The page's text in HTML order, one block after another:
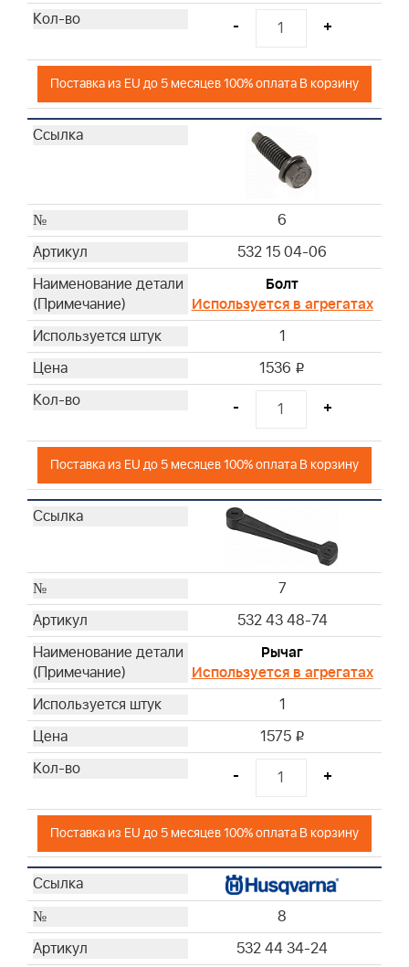
- +
Поставка из EU до 5 месяцев 100% оплата В корзину
6
532 15 04-06
Болт
Используется в агрегатах
1
1536 i
- +
Поставка из EU до 5 месяцев 100% оплата В корзину
7
532 43 48-74
Рычаг
Используется в агрегатах
1
1575 i
- +
Поставка из EU до 5 месяцев 100% оплата В корзину
8
532 44 34-24